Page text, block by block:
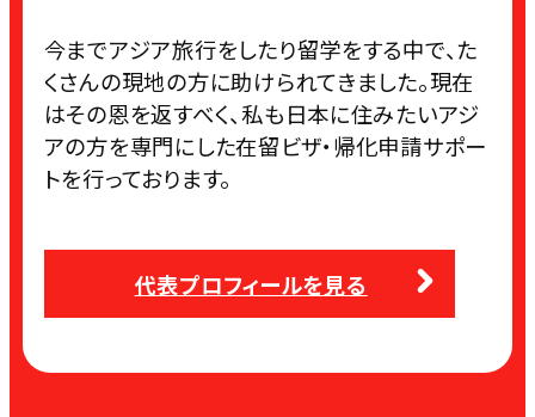
今までアジア旅行をしたり留学をする中で、た
くさんの現地の方に助けられてきました。現在
はその恩を返すべく、私も日本に住みたいアジ
アの方を専門にした在留ビザ・帰化申請サポー
トを行っております。
代表プロフィールを見る